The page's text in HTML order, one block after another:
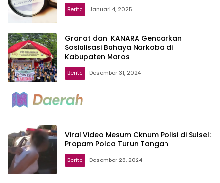
Berita Januari 4, 2025
Granat dan IKANARA Gencarkan
Sosialisasi Bahaya Narkoba di
Kabupaten Maros
Berita Desember 31, 2024
Viral Video Mesum Oknum Polisi di Sulsel:
Propam Polda Turun Tangan
Berita Desember 28, 2024